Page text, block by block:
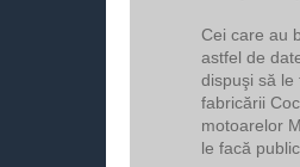
Cei care au
astfel de
dispuşi să le
fabricării
motoarelor
le facă